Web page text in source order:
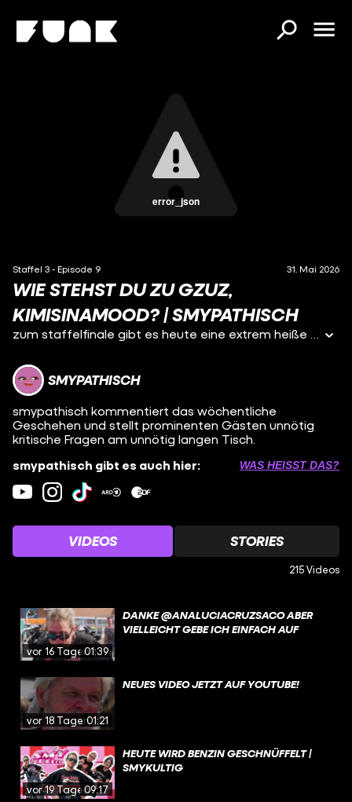
error_json
Staffel 3 - Episode 9 31. Mai 2026
WIE STEHST DU ZU GZUZ,
KIMISINAMOOD? | SMYPATHISCH
zum staffelfinale gibt es heute eine extrem heiße folge: kimisinamood ist podcasterin, rotes-kleid-ikone und eine frau, mit der ich vieles teile. in dieser folge lästern wir über niedersachsen, männer, frauen und ostdeutschland. da es sich bei kim um eine professionelle lügnerin handelt, wird sie außerdem mit unserem hochwertigen messgerät auf ihre fähigkeiten getestet. ein spaß für groß und klein! findet ihr gzuz auch hot? schreibts in die kommentare :)
SMYPATHISCH
smypathisch kommentiert das wöchentliche
Geschehen und stellt prominenten Gästen unnötig
kritische Fragen am unnötig langen Tisch.
smypathisch gibt es auch hier:
WAS HEISST DAS?
VIDEOS STORIES
215 Videos
vor 16 Tagen01:39
DANKE @ANALUCIACRUZSACO ABER
VIELLEICHT GEBE ICH EINFACH AUF
vor 18 Tagen01:21
NEUES VIDEO JETZT AUF YOUTUBE!
vor 19 Tagen09:17
HEUTE WIRD BENZIN GESCHNÜFFELT |
SMYKULTIG